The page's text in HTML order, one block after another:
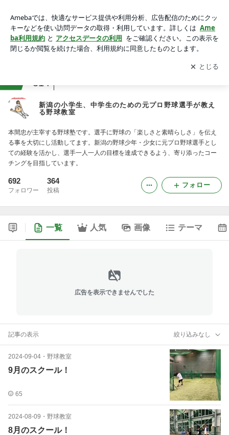
アプリをダウンロードして ブログの更新通知
を受け取りまし
ょう。
開く
314
新潟の小学生、中学生のための元プロ野球選手が教え
る野球教室
本間忠が主宰する野球塾です。選手に野球の「楽しさと素晴らしさ」を伝え
る事を大切にし活動してます。新潟の野球少年・少女に元プロ野球選手とし
ての経験を活かし、選手一人一人の目標を達成できるよう、寄り添ったコー
チングを目指しています。
692
フォロワー
364
投稿
フォロー
一覧 人気 画像 テーマ
広告を表示できませんでした
記事の表示 絞り込みなし
2024-09-04 ・ 野球教室
9月のスクール！
65
2024-08-09 ・ 野球教室
8月のスクール！